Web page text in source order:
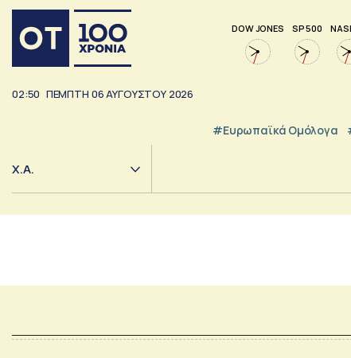
DOW JONES SP 500
02:50 ΠΕΜΠΤΗ 06ΑΥΓΟΥΣΤΟΥ 2026
#Ευρωπαϊκά Ομόλογα
Χ.Α.